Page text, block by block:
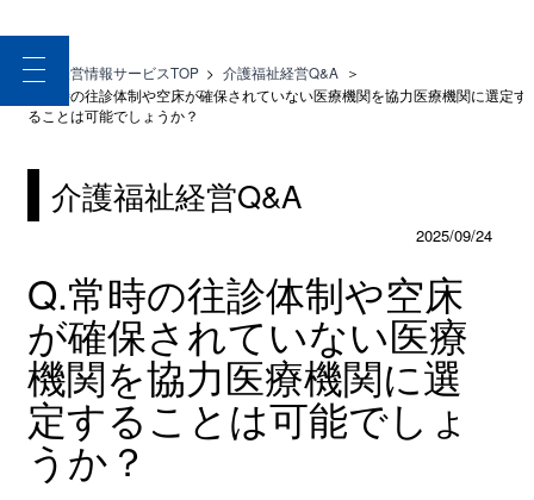
toggle
navigation
医療経営情報サービスTOP > 介護福祉経営Q&A ＞
Q.常時の往診体制や空床が確保されていない医療機関を協力医療機関に選定す
ることは可能でしょうか？
介護福祉経営Q&A
2025/09/24
Q.常時の往診体制や空床
が確保されていない医療
機関を協力医療機関に選
定することは可能でしょ
うか？